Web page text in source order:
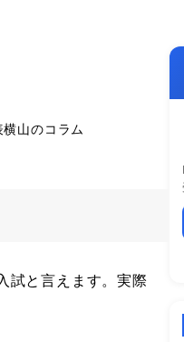
山のコラム
試と言えます。実際